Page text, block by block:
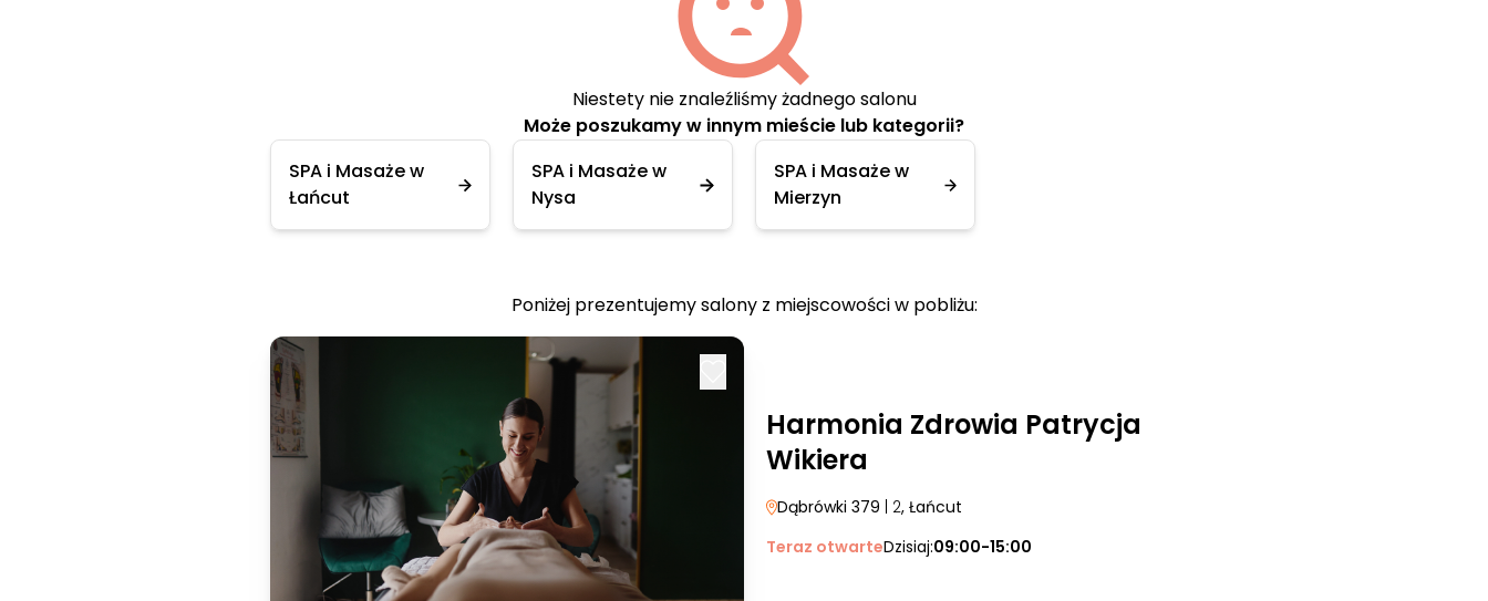
Niestety nie znaleźliśmy żadnego salonu
Może poszukamy w innym mieście lub kategorii?
SPA i Masaże w
Łańcut
SPA i Masaże w
Nysa
SPA i Masaże w
Mierzyn
Poniżej prezentujemy salony z miejscowości w pobliżu:
Harmonia Zdrowia Patrycja
Wikiera
Dąbrówki 379 | 2, Łańcut
Teraz otwarteDzisiaj:09:00-15:00